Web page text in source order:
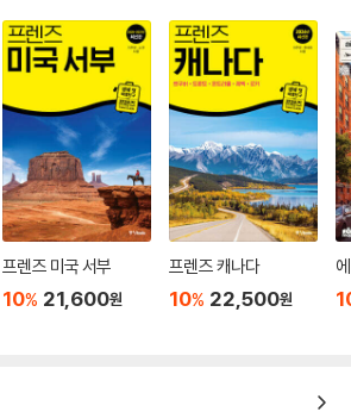
프렌즈 미국 서부
10% 21,600원
프렌즈 캐나다
10% 22,500원